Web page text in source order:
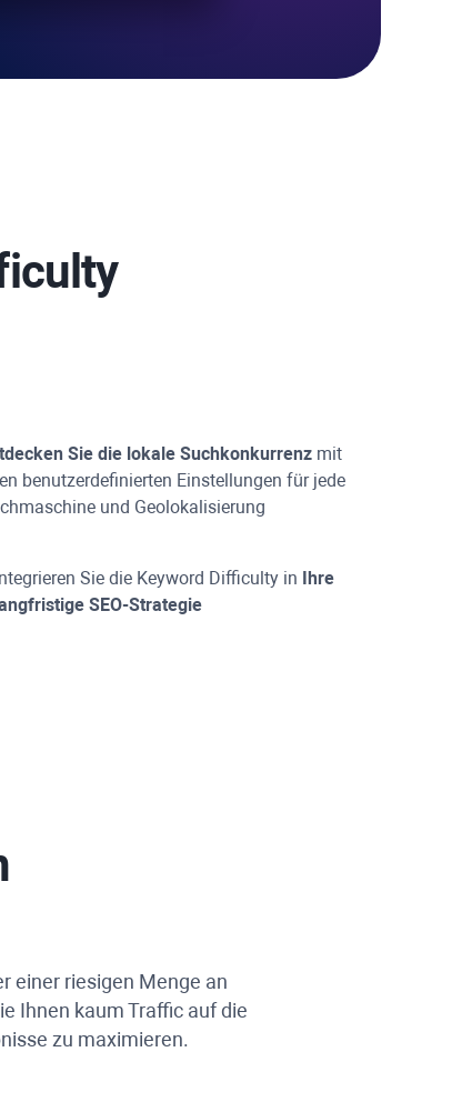
Sie die lokale Suchkonkurrenzmit
benutzerdefinierten Einstellungen für jede
und Geolokalisierung
Sie die Keyword Difficulty in Ihre
SEO-Strategie
einer riesigen Menge an
Ihnen kaum Traffic auf die
zu maximieren.